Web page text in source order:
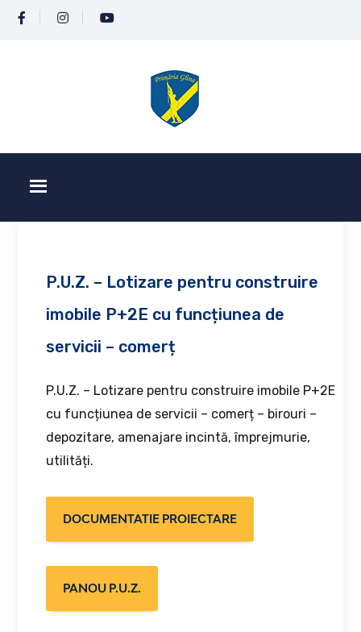
P.U.Z. – Lotizare pentru construire
imobile P+2E cu funcțiunea de
servicii – comerț
P.U.Z. – Lotizare pentru construire imobile P+2E
cu funcțiunea de servicii – comerț – birouri –
depozitare, amenajare incintă, împrejmurie,
utilități.
DOCUMENTATIE PROIECTARE
PANOU P.U.Z.